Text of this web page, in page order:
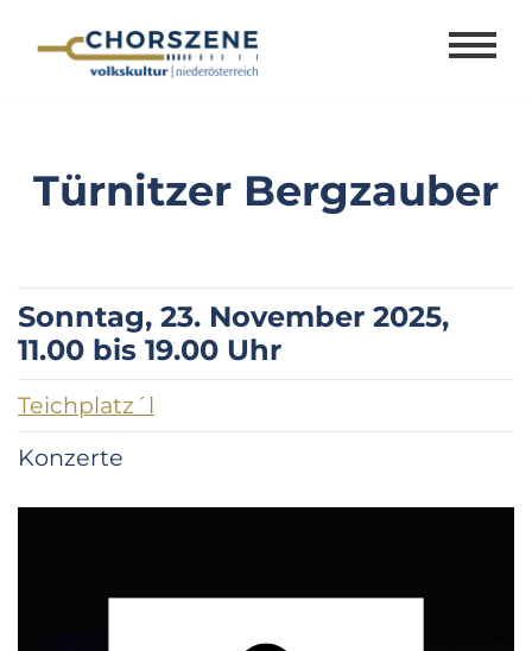
Türnitzer Bergzauber
Sonntag, 23. November 2025,
11.00 bis 19.00 Uhr
Teichplatz´l
Konzerte